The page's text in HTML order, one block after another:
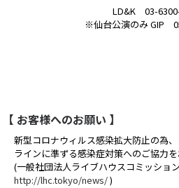
LD&K 03-
※仙台公演のみ GIP
【 お客様へのお願い 】
新型コロナウィルス感染拡大防止の為
ラインに準ずる感染症対策へのご協力を
(一般社団法人ライブハウスコミッショ
http://lhc.tokyo/news/)